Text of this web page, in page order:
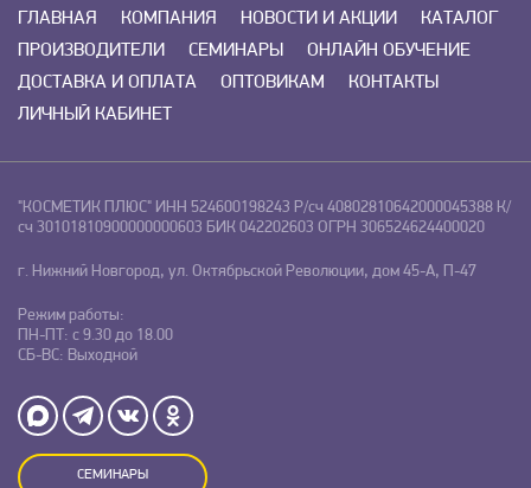
ГЛАВНАЯ КОМПАНИЯ НОВОСТИ И АКЦИИ
КАТАЛОГ
ПРОИЗВОДИТЕЛИ
СЕМИНАРЫ
ОНЛАЙН ОБУЧЕНИЕ
ДОСТАВКА И ОПЛАТА
ОПТОВИКАМ
КОНТАКТЫ
ЛИЧНЫЙ КАБИНЕТ
"КОСМЕТИК ПЛЮС" ИНН 524600198243 Р/сч 40802810642000045388 К/
сч 30101810900000000603 БИК 042202603 ОГРН 306524624400020
г. Нижний Новгород, ул. Октябрьской Революции, дом 45-А, П-47
Режим работы:
ПН-ПТ: с 9.30 до 18.00
СБ-ВС: Выходной
СЕМИНАРЫ